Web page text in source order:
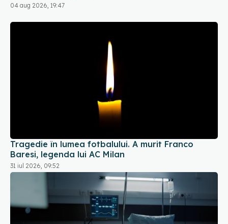
04 aug 2026, 19:47
Tragedie în lumea fotbalului. A murit Franco
Baresi, legenda lui AC Milan
31 iul 2026, 09:52